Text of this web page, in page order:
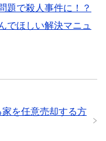
題で殺人事件に！？
でほしい解決マニュ
を任意売却する方